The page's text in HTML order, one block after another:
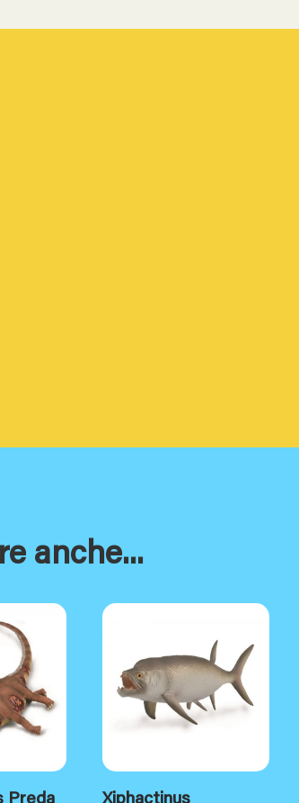
anche...
Preda Xiphactinus